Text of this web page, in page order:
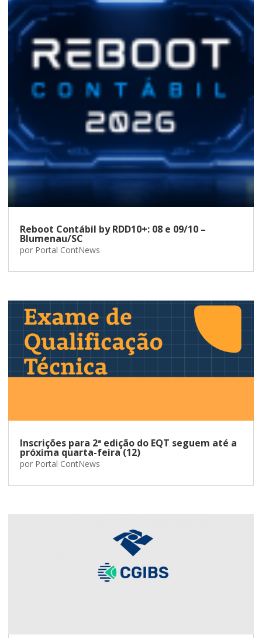
Reboot Contábil by RDD10+: 08 e 09/10 –
Blumenau/SC
por Portal ContNews
Inscrições para 2ª edição do EQT seguem até a
próxima quarta-feira (12)
por Portal ContNews